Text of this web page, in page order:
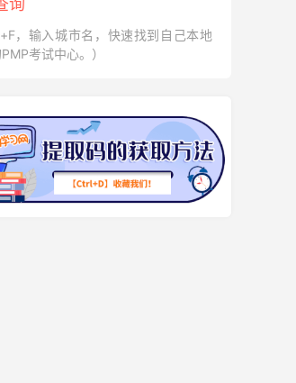
询
，输入城市名，快速找到自己本地
考试中心。）